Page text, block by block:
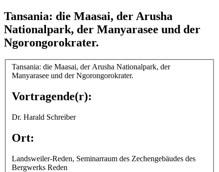
Tansania: die Maasai, der Arusha
Nationalpark, der Manyarasee und der
Ngorongorokrater.
Tansania: die Maasai, der Arusha Nationalpark, der
Manyarasee und der Ngorongorokrater.
Vortragende(r):
Dr. Harald Schreiber
Ort:
Landsweiler-Reden, Seminarraum des Zechengebäudes des
Bergwerks Reden